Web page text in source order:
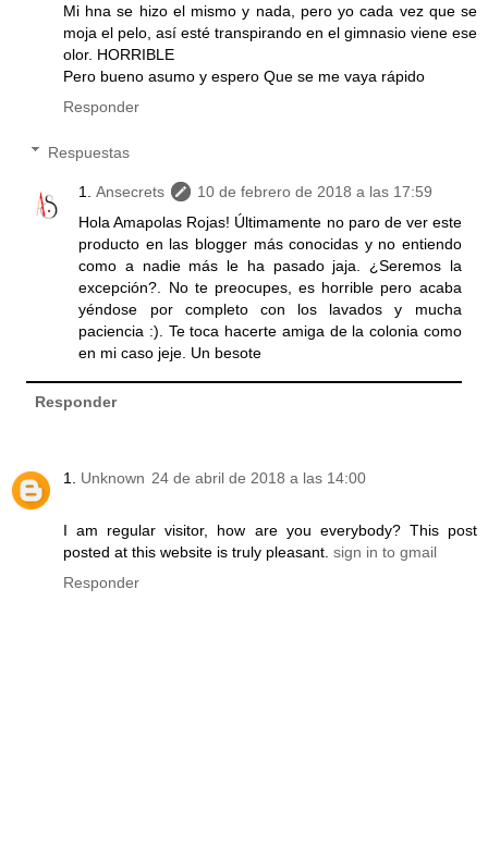
Mi hna se hizo el mismo y nada, pero yo cada vez que se
moja el pelo, así esté transpirando en el gimnasio viene ese
olor. HORRIBLE
Pero bueno asumo y espero Que se me vaya rápido
Responder
Respuestas
Ansecrets
10 de febrero de 2018 a las 17:59
Hola Amapolas Rojas! Últimamente no paro de ver este
producto en las blogger más conocidas y no entiendo
como a nadie más le ha pasado jaja. ¿Seremos la
excepción?. No te preocupes, es horrible pero acaba
yéndose por completo con los lavados y mucha
paciencia :). Te toca hacerte amiga de la colonia como
en mi caso jeje. Un besote
Responder
Unknown 24 de abril de 2018 a las 14:00
I am regular visitor, how are you everybody? This post
posted at this website is truly pleasant. sign in to gmail
Responder